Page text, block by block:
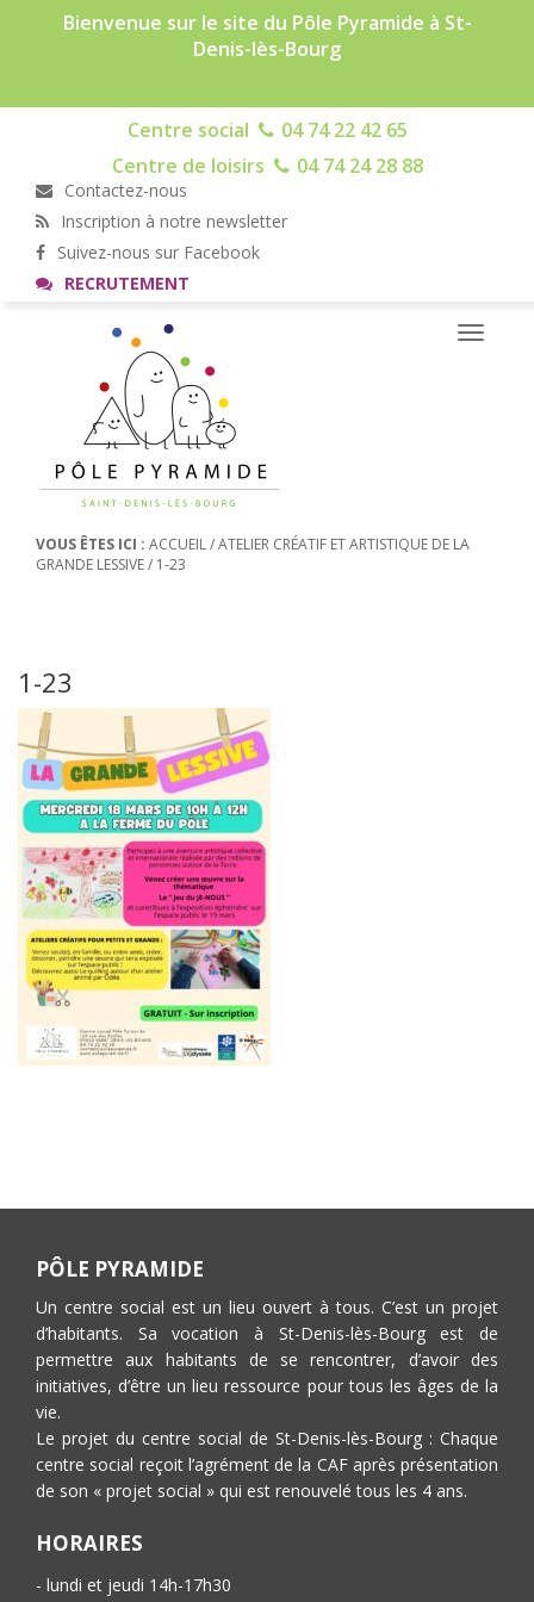
Bienvenue sur le site du Pôle Pyramide à St-
Denis-lès-Bourg
Centre social
04 74 22 42 65
Centre de loisirs
04 74 24 28 88
Contactez-nous
Inscription à notre newsletter
Suivez-nous sur Facebook
RECRUTEMENT
Toggle
VOUS ÊTES ICI : ACCUEIL/ATELIER CRÉATIF ET ARTISTIQUE DE LA
GRANDE LESSIVE/ 1-23
1-23
PÔLE PYRAMIDE
Un centre social est un lieu ouvert à tous. C’est un projet
d’habitants. Sa vocation à St-Denis-lès-Bourg est de
permettre aux habitants de se rencontrer, d’avoir des
initiatives, d’être un lieu ressource pour tous les âges de la
vie.
Le projet du centre social de St-Denis-lès-Bourg : Chaque
centre social reçoit l’agrément de la CAF après présentation
de son « projet social » qui est renouvelé tous les 4 ans.
HORAIRES
- lundi et jeudi 14h-17h30